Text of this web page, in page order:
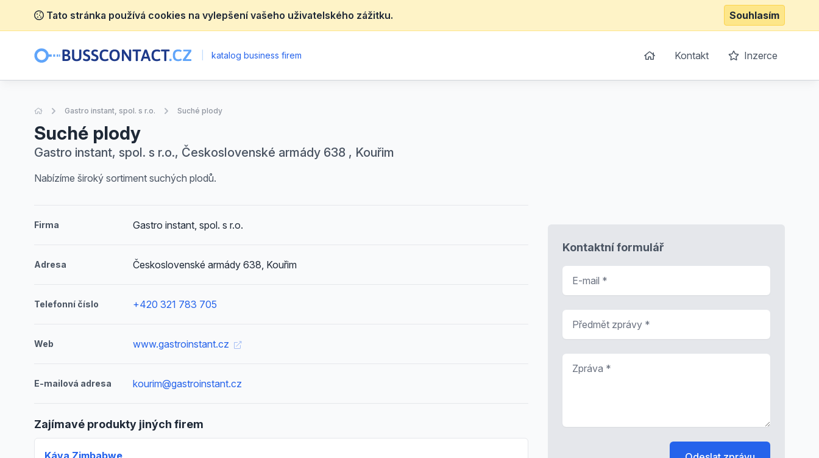
Tato stránka používá cookies na vylepšení vašeho uživatelského zážitku. Souhlasím
katalog business firem Kontakt Inzerce
Úvodní stránka
Gastro instant, spol. s r.o. Suché plody
Suché plody
Gastro instant, spol. s r.o., Československé armády 638 , Kouřim
Nabízíme široký sortiment suchých plodů.
Firma Gastro instant, spol. s r.o.
Adresa Československé armády 638, Kouřim
Telefonní číslo +420 321 783 705
Web www.gastroinstant.cz
E-mailová adresa kourim@gastroinstant.cz
Zajímavé produkty jiných firem
Káva Zimbabwe
Kontaktní formulář